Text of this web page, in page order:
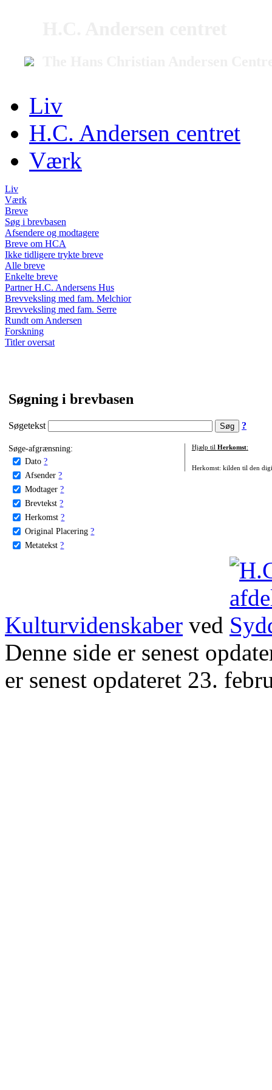
Liv
H.C. Andersen centret
Værk
Liv
Værk
Breve
Søg i brevbasen
Afsendere og modtagere
Breve om HCA
Ikke tidligere trykte breve
Alle breve
Enkelte breve
Partner H.C. Andersens Hus
Brevveksling med fam. Melchior
Brevveksling med fam. Serre
Rundt om Andersen
Forskning
Titler oversat
Søgning i brevbasen
Søgetekst ?
Søge-afgrænsning:
Dato ?
Afsender ?
Modtager ?
Brevtekst ?
Herkomst ?
Original Placering ?
Metatekst ?
Hjælp til Herkomst:
Herkomst: kilden til den
Kulturvidenskaber ved
Denne side er senest
er senest opdateret 23.